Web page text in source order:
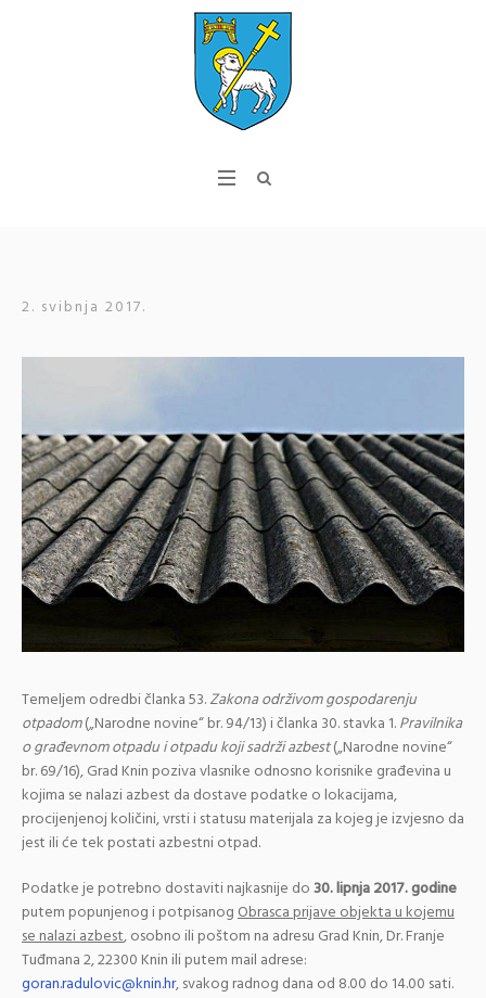
2. svibnja 2017.
Temeljem odredbi članka 53.Zakona održivom gospodarenju
otpadom(„Narodne novine“ br. 94/13) i članka 30. stavka 1.Pravilnika
o građevnom otpadu i otpadu koji sadrži azbest(„Narodne novine“
br. 69/16), Grad Knin poziva vlasnike odnosno korisnike građevina u
kojima se nalazi azbest da dostave podatke o lokacijama,
procijenjenoj količini, vrsti i statusu materijala za kojeg je izvjesno da
jest ili će tek postati azbestni otpad.
Podatke je potrebno dostaviti najkasnije do30. lipnja 2017. godine
putem popunjenog i potpisanogObrasca prijave objekta u kojemu
se nalazi azbest, osobno ili poštom na adresu Grad Knin, Dr. Franje
Tuđmana 2, 22300 Knin ili putem mail adrese:
goran.radulovic@knin.hr, svakog radnog dana od 8.00 do 14.00 sati.